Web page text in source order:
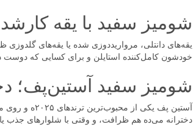
شومیز سفید با یقه
یقه‌های دانتلی، مرواریددوزی شده یا یقه‌های
خودشون کامل‌کننده استایلن و برای کسایی که
شومیز سفید آستین‌پف؛
آستین پف
دخترانه می‌ده هم ظرافت، و وقتی با شلوارهای جذب